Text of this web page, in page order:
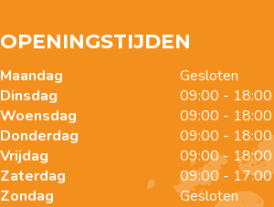
OPENINGSTIJDEN
Maandag
Dinsdag
Woensdag
Donderdag
Vrijdag
Zaterdag
Zondag
Gesloten
09:00 - 18:00
09:00 - 18:00
09:00 - 18:00
09:00 - 18:00
09:00 - 17:00
Gesloten